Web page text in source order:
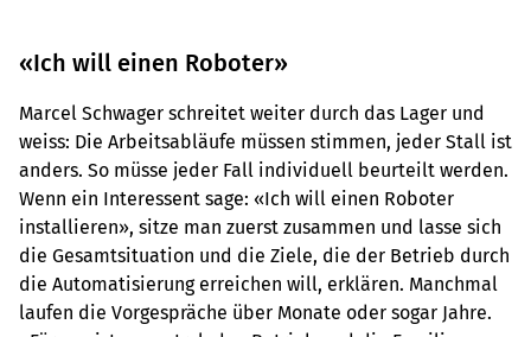
«Ich will einen Roboter»
Marcel Schwager schreitet weiter durch das Lager und
weiss: Die Arbeitsabläufe müssen stimmen, jeder Stall ist
anders. So müsse jeder Fall individuell beurteilt werden.
Wenn ein Interessent sage: «Ich will einen Roboter
installieren», sitze man zuerst zusammen und lasse sich
die Gesamtsituation und die Ziele, die der Betrieb durch
die Automatisierung erreichen will, erklären. Manchmal
laufen die Vorgespräche über Monate oder sogar Jahre.